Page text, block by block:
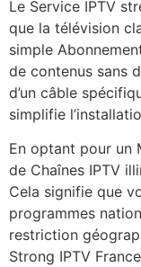
Le Service IPTV
que la télévision
simple
de contenus sans
d’un câble
simplifie
En optant pour un
de Chaînes IPTV
Cela signifie que
programmes
restriction
Strong IPTV